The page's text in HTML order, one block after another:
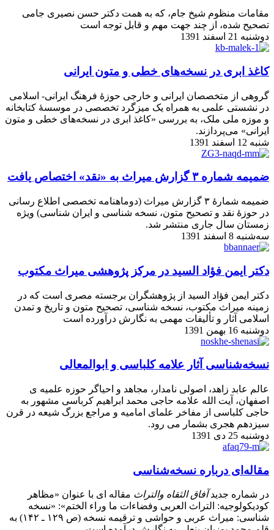
مقامات منظوم شیخ جام، که به همت دکتر حسن نصیری جامی
تصحیح شده، از چند جهت مهم و قابل توجه است
دوشنبه 21 اسفند 1391
کاغذ ابری در نسخه‌های خطی و متون ایرانی
گروهی از متخصصان ایرانی و خارجی حوزۀ فرهنگ ایرانی- اسلامی
در نشستی علمی به همراه یک میزگرد تخصصی در موسسۀ کتابخانه
و موزه ملی ملک، به بررسی «کاغذ ابری در نسخه‌های خطی و متون
ایرانی» می‌پردازند.
شنبه 12 اسفند 1391
ضمیمه شماره ۳ گزارش میراث به «نقد» اختصاص یافت
ضمیمه شمارۀ ۳ گزارش میراث (دوماهنامه تخصصی اطلاع رسانی
در حوزۀ نقد و تصحیح متون، نسخه شناسی و ایران شناسی) ویژه
زمستان سال جاری منتشر شد.
سه‌شنبه 8 اسفند 1391
دکتر ایمن فؤاد السید در مرکز پژوهشی میراث مکتوب
دکتر ایمن فؤاد السید از پژوهشگران برجسته مصری است که در
زمینه میراث مکتوب، نسخه شناسی، تصحیح متون و تاریخ و تمدن
اسلامی آثار و تألیفات مهمی به نگارش درآورده است
دوشنبه 16 بهمن 1391
نسخه‌شناسی آثار علامه کلباسی و ابوالمعالی
عالم عابد زاهد، اصولی نامدار، مجاهد و احیاگر حوزه علمیه ی
اصفهان، آیت الله علامه حاجی محمد ابراهیم کرباسی مشهور به
حاجی کلباسی از مفاخر علمای امامیه و مراجع بزرگ شیعه در قرن
سیزدهم هجری بشمار می رود.
دوشنبه 25 دی 1391
مقاله‌ای درباره نسخه‌شناسی
در شماره جدیدآفاق الثقاه والتراث مقاله ای با عنوان «مظاهر
کودیکولوجیه: التراث العربی وفضاءات ما وراء الختم»: «نسخه
شناسی: میراث عربی و حواشی و ترقیمه نسخه (ص ۱۲۹ ـ ۱۴۲) به